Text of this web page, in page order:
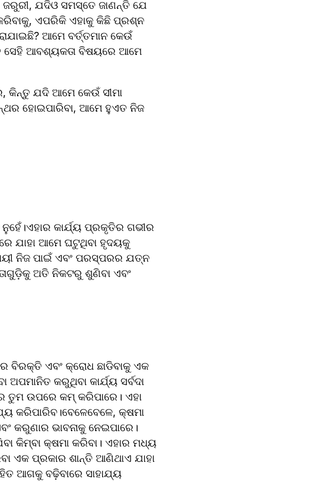
ଯଦିଓ ସମସ୍ତେ ଜାଣନ୍ତି ଯେ
କରିବାକୁ, ଏପରିକି ଏହାକୁ କିଛି ପ୍ରଶ୍ନ
ଆମେ ବର୍ତ୍ତମାନ କେଉଁ
ସେହି ଆବଶ୍ୟକତା ବିଷୟରେ ଆମେ
କିନ୍ତୁ ଯଦି ଆମେ କେଉଁ ସୀମା
ହୋଇପାରିବା, ଆମେ ହୁଏତ ନିଜ
କାର୍ଯ୍ୟ ପ୍ରକୃତିର ଗଭୀର
ଯାହା ଆମେ ଘଟୁଥିବା ହୃଦୟକୁ
ନିଜ ପାଇଁ ଏବଂ ପରସ୍ପରର ଯତ୍ନ
ଅତି ନିକଟରୁ ଶୁଣିବା ଏବଂ
ବିରକ୍ତି ଏବଂ କ୍ରୋଧ ଛାଡିବାକୁ ଏକ
କରୁଥିବା କାର୍ଯ୍ୟ ସର୍ବଦା
ତୁମ ଉପରେ କମ୍ କରିପାରେ। ଏହା
କରିପାରିବ।ବେଳେବେଳେ, କ୍ଷମା
କରୁଣାର ଭାବନାକୁ ନେଇପାରେ।
କିମ୍ବା କ୍ଷମା କରିବା। ଏହାର ମଧ୍ୟ
ଏକ ପ୍ରକାର ଶାନ୍ତି ଆଣିଥାଏ ଯାହା
ଆଗକୁ ବଢ଼ିବାରେ ସାହାଯ୍ୟ